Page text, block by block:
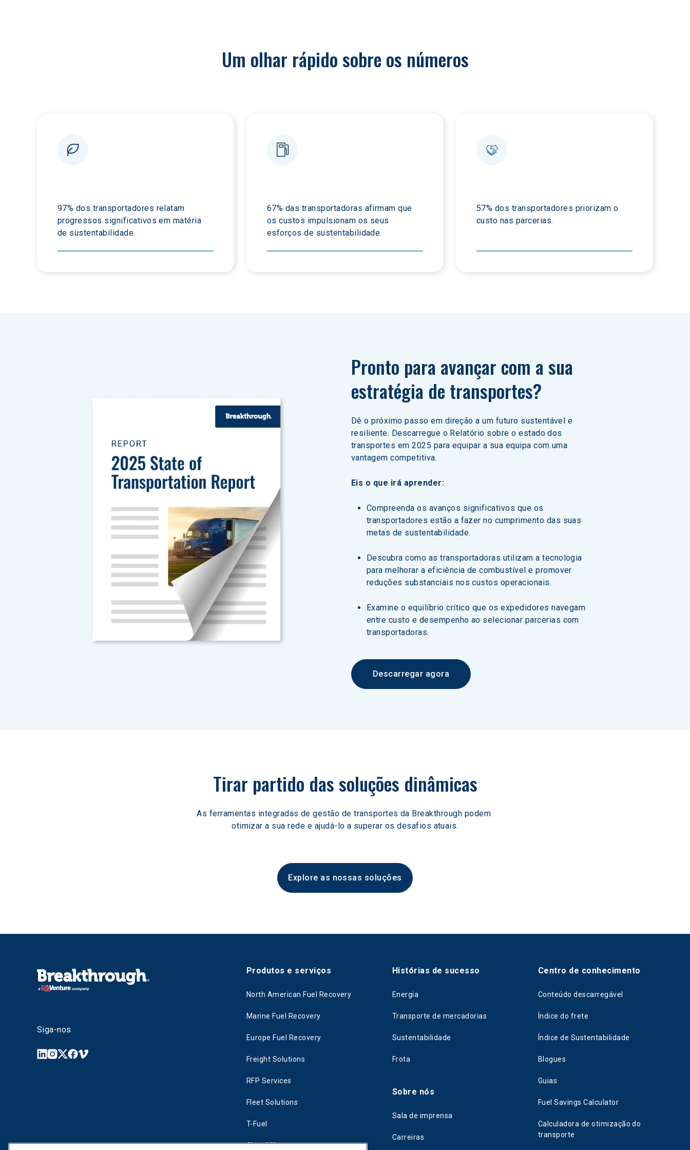
Um olhar rápido sobre os números
97% dos transportadores relatam
progressos significativos em matéria
de sustentabilidade.
67% das transportadoras afirmam que
os custos impulsionam os seus
esforços de sustentabilidade.
57% dos transportadores priorizam o
custo nas parcerias.
Pronto para avançar com a sua
estratégia de transportes?
Dê o próximo passo em direção a um futuro sustentável e
resiliente. Descarregue o Relatório sobre o estado dos
transportes em 2025 para equipar a sua equipa com uma
vantagem competitiva.
Eis o que irá aprender:
Compreenda os avanços significativos que os
transportadores estão a fazer no cumprimento das suas
metas de sustentabilidade.
Descubra como as transportadoras utilizam a tecnologia
para melhorar a eficiência de combustível e promover
reduções substanciais nos custos operacionais.
Examine o equilíbrio crítico que os expedidores navegam
entre custo e desempenho ao selecionar parcerias com
transportadoras.
Descarregar agora
Tirar partido das soluções dinâmicas
As ferramentas integradas de gestão de transportes da Breakthrough podem
otimizar a sua rede e ajudá-lo a superar os desafios atuais.
Explore as nossas soluções
Siga-nos
Produtos e serviços
North American Fuel Recovery
Marine Fuel Recovery
Europe Fuel Recovery
Freight Solutions
RFP Services
Fleet Solutions
T-Fuel
CleanMile
Histórias de sucesso
Energia
Transporte de mercadorias
Sustentabilidade
Frota
Sobre nós
Sala de imprensa
Carreiras
Centro de conhecimento
Conteúdo descarregável
Índice do frete
Índice de Sustentabilidade
Blogues
Guias
Fuel Savings Calculator
Calculadora de otimização do
transporte